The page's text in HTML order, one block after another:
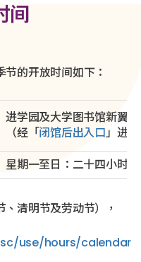
间
的开放时间如下：
进学园及大学图书馆新翼
（经「闭馆后出入口」进
星期一至日：二十四小时
清明节及劳动节），
use/hours/calendar